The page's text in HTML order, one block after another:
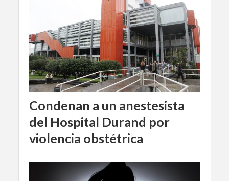
Condenan a un anestesista
del Hospital Durand por
violencia obstétrica